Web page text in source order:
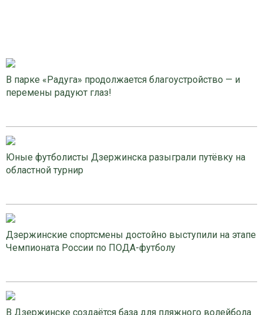
В парке «Радуга» продолжается благоустройство — и
перемены радуют глаз!
Юные футболисты Дзержинска разыграли путёвку на
областной турнир
Дзержинские спортсмены достойно выступили на этапе
Чемпионата России по ПОДА-футболу
В Дзержинске создаётся база для пляжного волейбола